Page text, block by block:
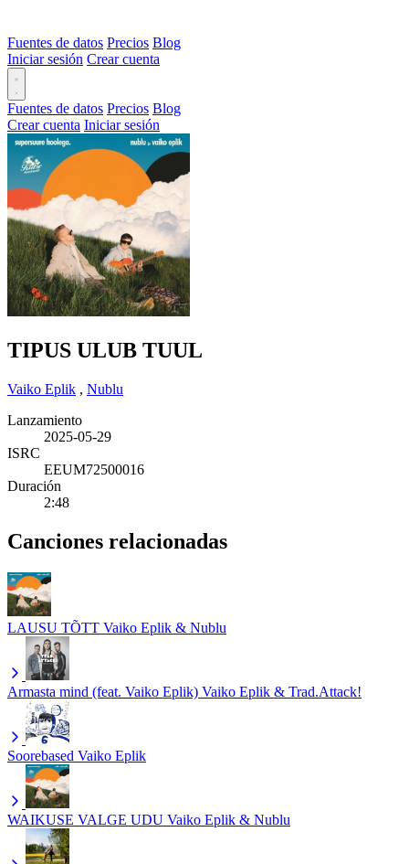
Fuentes de datos Precios Blog
Iniciar sesión Crear cuenta
Fuentes de datos Precios Blog
Crear cuenta Iniciar sesión
TIPUS ULUB TUUL
Vaiko Eplik , Nublu
Lanzamiento
2025-05-29
ISRC
EEUM72500016
Duración
2:48
Canciones relacionadas
LAUSU TÕTT Vaiko Eplik & Nublu
Armasta mind (feat. Vaiko Eplik) Vaiko Eplik & Trad.Attack!
Soorebased Vaiko Eplik
WAIKUSE VALGE UDU Vaiko Eplik & Nublu